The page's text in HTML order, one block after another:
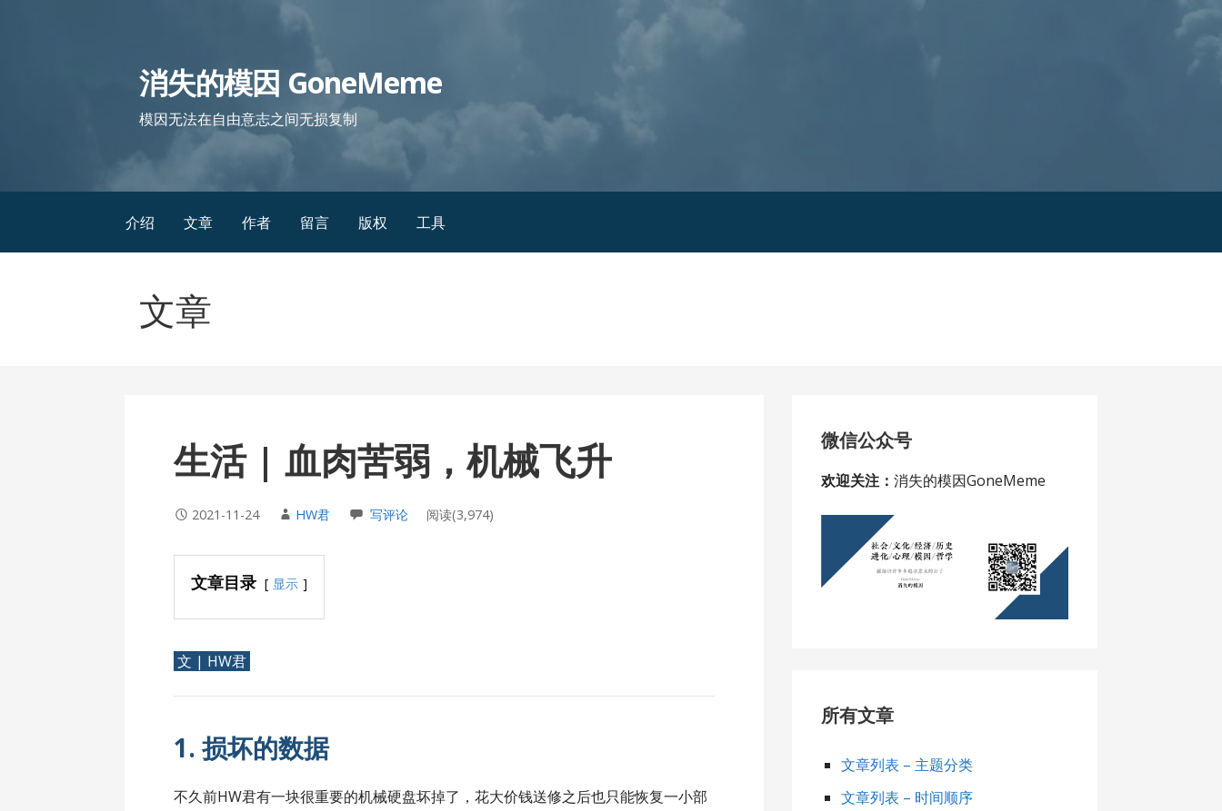
消失的模因 GoneMeme
模因无法在自由意志之间无损复制
介绍 文章 作者 留言 版权 工具
文章
生活 | 血肉苦弱，机械飞升
2021-11-24 HW君 写评论 阅读(3,974)
文章目录 显示
文 | HW君
1. 损坏的数据
不久前HW君有一块很重要的机械硬盘坏掉了，花大价钱送修之后也只能恢复一小部
微信公众号
欢迎关注： 消失的模因GoneMeme
所有文章
文章列表 – 主题分类
文章列表 – 时间顺序